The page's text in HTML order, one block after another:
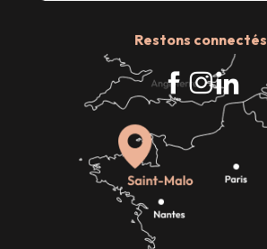
Restons connectés